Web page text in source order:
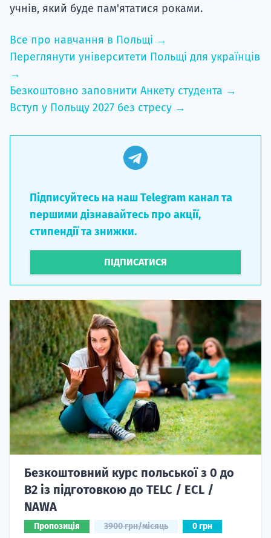
учнів, який буде пам'ятатися роками.
Все про навчання в Польщі →
Переглянути університети Польщі для українців
→
Безкоштовно заповнити Анкету студента →
Вступ у Польщу 2027 без стресу →
Підписуйтесь на наш Telegram канал та
першими дізнавайтесь про акції,
стипендії та знижки.
ПІДПИСАТИСЯ
Безкоштовний курс польської з 0 до
B2 із підготовкою до TELC / ECL /
NAWA
Пропозиція 3900 грн/місяць 0 грн